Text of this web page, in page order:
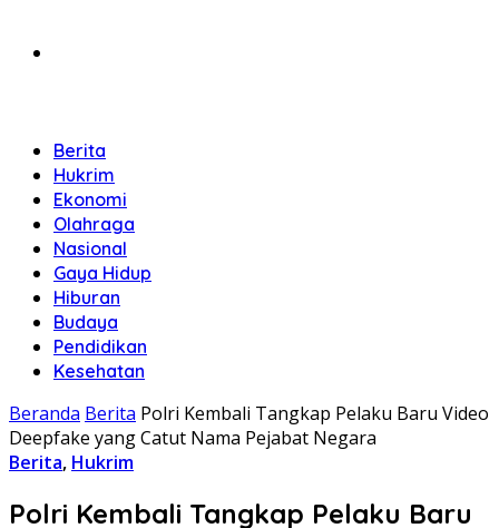
Berita
Hukrim
Ekonomi
Olahraga
Nasional
Gaya Hidup
Hiburan
Budaya
Pendidikan
Kesehatan
Beranda Berita Polri Kembali Tangkap Pelaku Baru Video
Deepfake yang Catut Nama Pejabat Negara
Berita, Hukrim
Polri Kembali Tangkap Pelaku Baru